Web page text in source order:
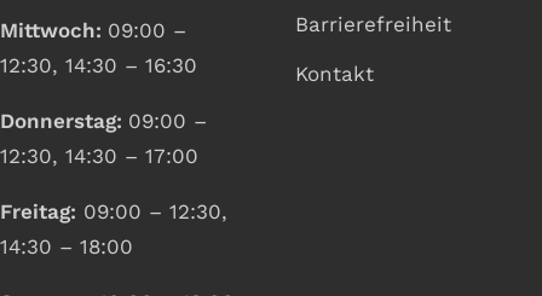
Mittwoch: 09:00 –
12:30, 14:30 – 16:30
Donnerstag: 09:00 –
12:30, 14:30 – 17:00
Freitag: 09:00 – 12:30,
14:30 – 18:00
Barrierefreiheit
Kontakt